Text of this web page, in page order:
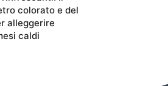
colorato e del
alleggerire
caldi